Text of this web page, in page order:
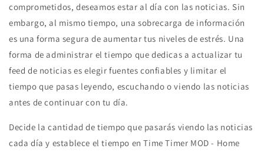
comprometidos, deseamos estar al día con las noticias. Sin
embargo, al mismo tiempo, una sobrecarga de información
es una forma segura de aumentar tus niveles de estrés. Una
forma de administrar el tiempo que dedicas a actualizar tu
feed de noticias es elegir fuentes confiables y limitar el
tiempo que pasas leyendo, escuchando o viendo las noticias
antes de continuar con tu día.
Decide la cantidad de tiempo que pasarás viendo las noticias
cada día y establece el tiempo en Time Timer MOD - Home